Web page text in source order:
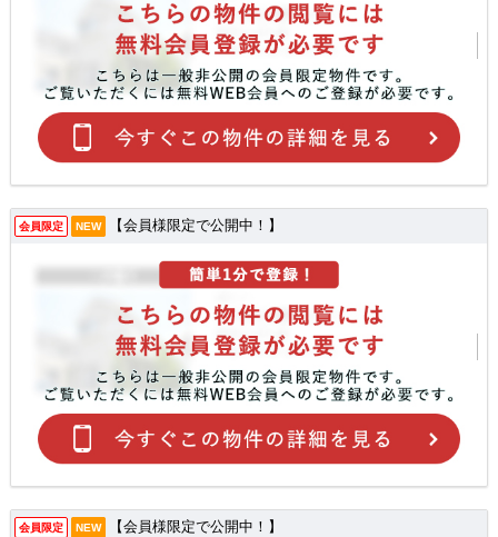
会員限定 NEW 【会員様限定で公開中！】
会員限定 NEW 【会員様限定で公開中！】